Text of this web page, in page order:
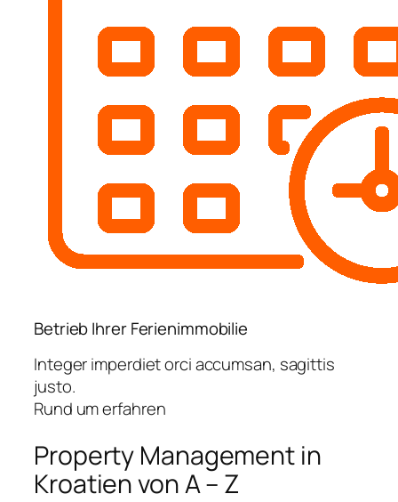
Betrieb Ihrer Ferienimmobilie
Integer imperdiet orci accumsan, sagittis
justo.
Rund um erfahren
Property Management in
Kroatien von A – Z